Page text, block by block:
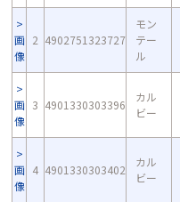
画
像
2 4902751323727
モン
テー
ル
画
像
3 4901330303396
カル
ビー
画
像
4 4901330303402
カル
ビー